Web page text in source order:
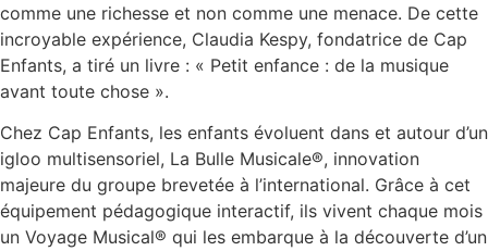
comme une richesse et non comme une menace. De cette
incroyable expérience, Claudia Kespy, fondatrice de Cap
Enfants, a tiré un livre : « Petit enfance : de la musique
avant toute chose ».
Chez Cap Enfants, les enfants évoluent dans et autour d’un
igloo multisensoriel, La Bulle Musicale®, innovation
majeure du groupe brevetée à l’international. Grâce à cet
équipement pédagogique interactif, ils vivent chaque mois
un Voyage Musical® qui les embarque à la découverte d’un